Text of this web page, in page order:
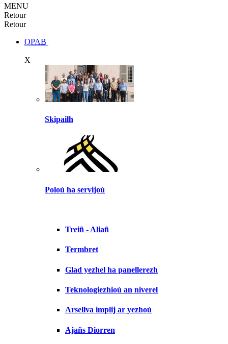
MENU
Retour
Retour
OPAB
X
Skipailh
Poloù ha servijoù
Treiñ - Aliañ
Termbret
Glad yezhel ha panellerezh
Teknologiezhioù an niverel
Arsellva implij ar yezhoù
Ajañs Diorren